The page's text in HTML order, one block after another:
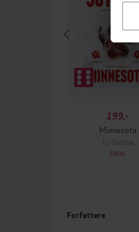
199,-
Minnesota
Jo Nesbø
EBOK
Forfattere